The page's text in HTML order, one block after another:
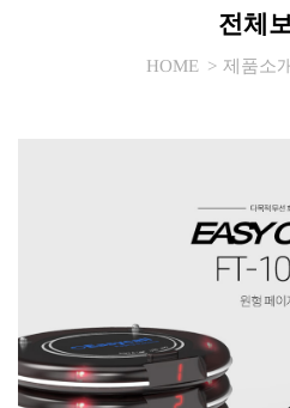
전체
HOME 제품소개